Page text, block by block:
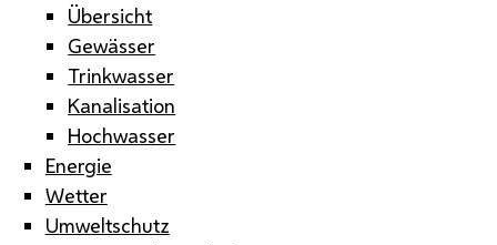
Übersicht
Gewässer
Trinkwasser
Kanalisation
Hochwasser
Energie
Wetter
Umweltschutz